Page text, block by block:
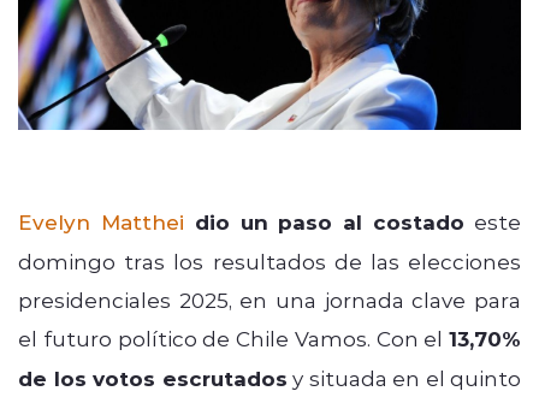
Evelyn Matthei dio un paso al costado este
domingo tras los resultados de las elecciones
presidenciales 2025, en una jornada clave para
el futuro político de Chile Vamos. Con el 13,70%
de los votos escrutados y situada en el quinto